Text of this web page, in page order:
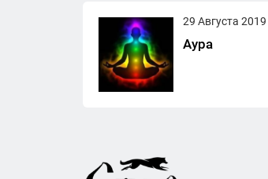
29 Августа 2019
Аура